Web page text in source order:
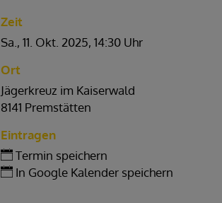
Zeit
Sa., 11. Okt. 2025, 14:30 Uhr
Ort
Jägerkreuz im Kaiserwald
8141 Premstätten
Eintragen
Termin speichern
In Google Kalender speichern